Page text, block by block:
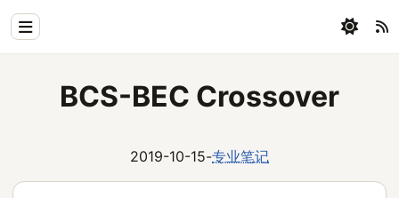
Physics
Coding
BCS-BEC Crossover
2019-10-15-专业笔记